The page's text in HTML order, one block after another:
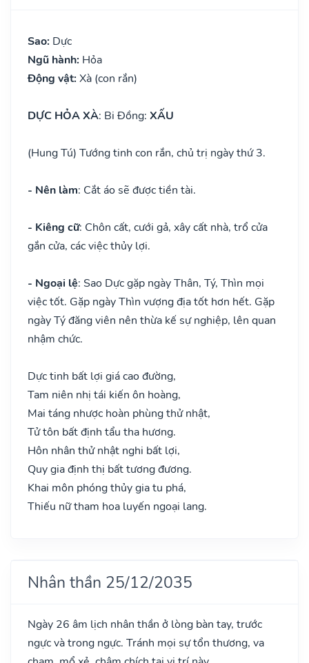
Sao: Dực
Ngũ hành: Hỏa
Động vật: Xà (con rắn)
DỰC HỎA XÀ: Bi Đồng: XẤU
(Hung Tú) Tướng tinh con rắn, chủ trị ngày thứ 3.
- Nên làm: Cắt áo sẽ được tiền tài.
- Kiêng cữ: Chôn cất, cưới gả, xây cất nhà, trổ cửa
gắn cửa, các việc thủy lợi.
- Ngoại lệ: Sao Dực gặp ngày Thân, Tý, Thìn mọi
việc tốt. Gặp ngày Thìn vượng địa tốt hơn hết. Gặp
ngày Tý đăng viên nên thừa kế sự nghiệp, lên quan
nhậm chức.
Dực tinh bất lợi giá cao đường,
Tam niên nhị tái kiến ôn hoàng,
Mai táng nhược hoàn phùng thử nhật,
Tử tôn bất định tẩu tha hương.
Hôn nhân thử nhật nghi bất lợi,
Quy gia định thị bất tương đương.
Khai môn phóng thủy gia tu phá,
Thiếu nữ tham hoa luyến ngoại lang.
Nhân thần 25/12/2035
Ngày 26 âm lịch nhân thần ở lòng bàn tay, trước
ngực và trong ngực. Tránh mọi sự tổn thương, va